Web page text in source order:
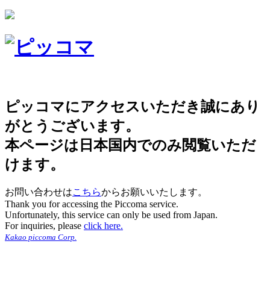
ピッコマにアクセスいただき誠にあり
がとうございます。
本ページは日本国内でのみ閲覧いただ
けます。
お問い合わせはこちらからお願いいたします。
Thank you for accessing the Piccoma service.
Unfortunately, this service can only be used from Japan.
For inquiries, please click here.
Kakao piccoma Corp.